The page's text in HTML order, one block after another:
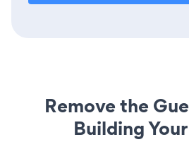
Remove the
Building